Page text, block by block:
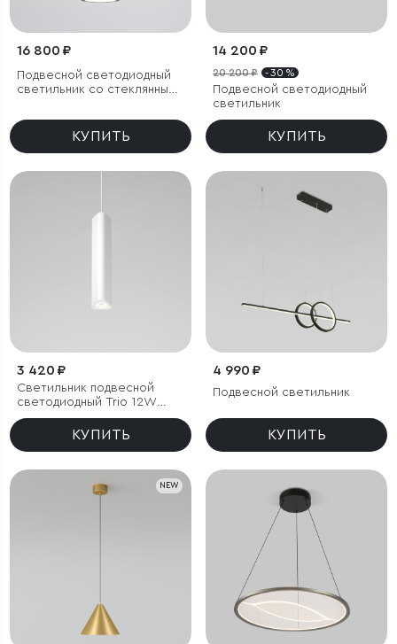
16 800 ₽
Подвесной светодиодный
светильник со стеклянным
КУПИТЬ
14 200 ₽
20 200 ₽ - 30 %
Подвесной светодиодный
светильник
КУПИТЬ
3 420 ₽
Светильник подвесной
светодиодный Trio 12W
4000K белый
КУПИТЬ
4 990 ₽
Подвесной светильник
КУПИТЬ
NEW